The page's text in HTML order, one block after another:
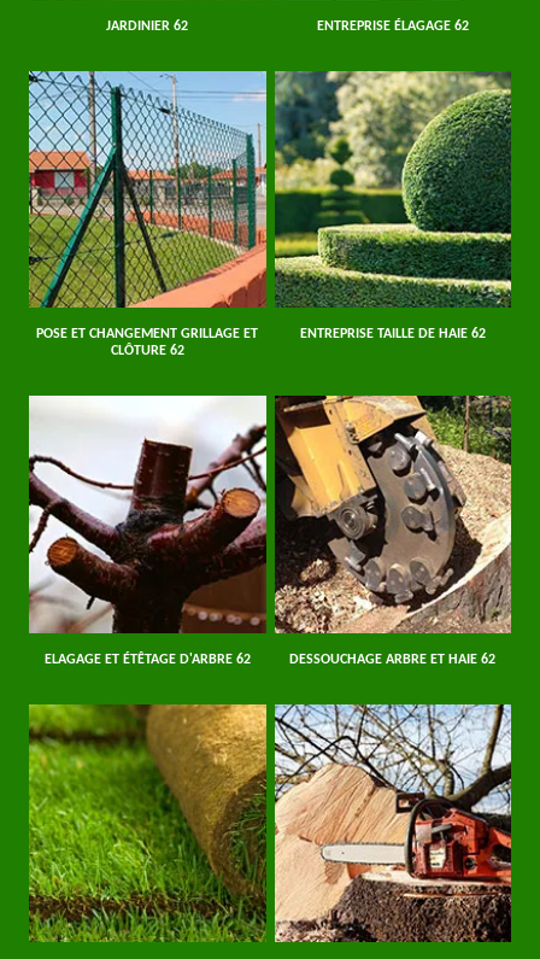
JARDINIER 62 ENTREPRISE ÉLAGAGE 62
POSE ET CHANGEMENT GRILLAGE ET
CLÔTURE 62
ENTREPRISE TAILLE DE HAIE 62
ELAGAGE ET ÉTÊTAGE D'ARBRE 62 DESSOUCHAGE ARBRE ET HAIE 62